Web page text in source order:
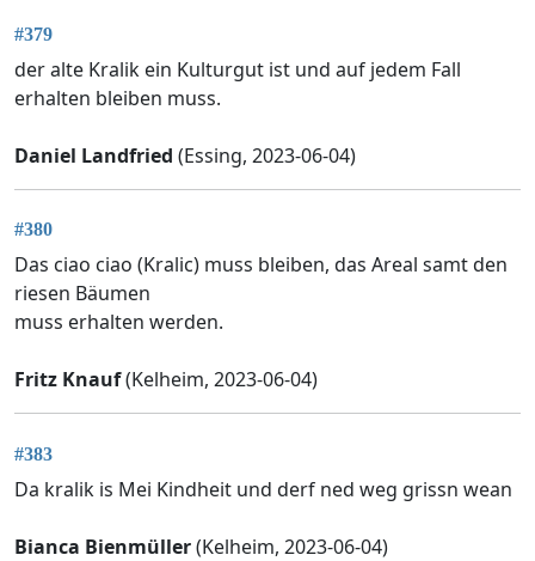
#379
der alte Kralik ein Kulturgut ist und auf jedem Fall
erhalten bleiben muss.
Daniel Landfried (Essing, 2023-06-04)
#380
Das ciao ciao (Kralic) muss bleiben, das Areal samt den
riesen Bäumen
muss erhalten werden.
Fritz Knauf(Kelheim, 2023-06-04)
#383
Da kralik is Mei Kindheit und derf ned weg grissn wean
Bianca Bienmüller(Kelheim, 2023-06-04)